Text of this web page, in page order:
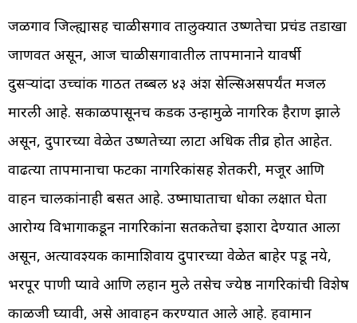
जळगाव जिल्ह्यासह चाळीसगाव तालुक्यात उष्णतेचा प्रचंड तडाखा
जाणवत असून, आज चाळीसगावातील तापमानाने यावर्षी
दुसऱ्यांदा उच्चांक गाठत तब्बल ४३ अंश सेल्सिअसपर्यंत मजल
मारली आहे. सकाळपासूनच कडक उन्हामुळे नागरिक हैराण झाले
असून, दुपारच्या वेळेत उष्णतेच्या लाटा अधिक तीव्र होत आहेत.
वाढत्या तापमानाचा फटका नागरिकांसह शेतकरी, मजूर आणि
वाहन चालकांनाही बसत आहे. उष्माघाताचा धोका लक्षात घेता
आरोग्य विभागाकडून नागरिकांना सतर्कतेचा इशारा देण्यात आला
असून, अत्यावश्यक कामाशिवाय दुपारच्या वेळेत बाहेर पडू नये,
भरपूर पाणी प्यावे आणि लहान मुले तसेच ज्येष्ठ नागरिकांची विशेष
काळजी घ्यावी, असे आवाहन करण्यात आले आहे. हवामान